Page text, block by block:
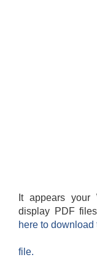
It appears
display PDF
here to download
file.